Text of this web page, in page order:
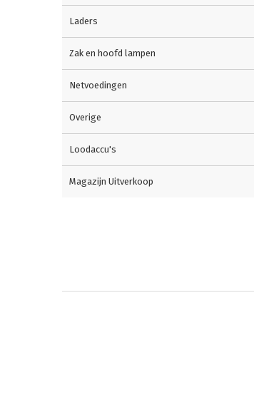
Laders
Zak en hoofd lampen
Netvoedingen
Overige
Loodaccu's
Magazijn Uitverkoop